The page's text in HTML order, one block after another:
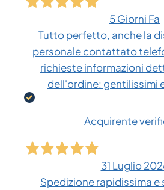
5 Giorni Fa
Tutto perfetto, anche la
personale contattato
richieste informazioni
dell'ordine: gentilissimi
Acquirente
31 Luglio
Spedizione rapidissima e